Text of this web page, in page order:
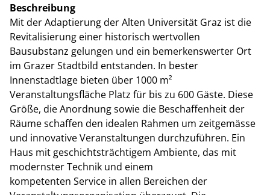
Beschreibung
Mit der Adaptierung der Alten Universität Graz ist die
Revitalisierung einer historisch wertvollen
Bausubstanz gelungen und ein bemerkenswerter Ort
im Grazer Stadtbild entstanden. In bester
Innenstadtlage bieten über 1000 m²
Veranstaltungsfläche Platz für bis zu 600 Gäste. Diese
Größe, die Anordnung sowie die Beschaffenheit der
Räume schaffen den idealen Rahmen um zeitgemässe
und innovative Veranstaltungen durchzuführen. Ein
Haus mit geschichtsträchtigem Ambiente, das mit
modernster Technik und einem
kompetenten Service in allen Bereichen der